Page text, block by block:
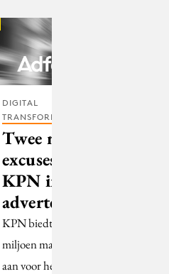
DIGITAL
TRANSFORMATION
Twee miljoen
excuses van
KPN in
advertenties
KPN biedt 'twee
miljoen maal excuses'
aan voor het